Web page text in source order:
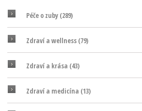
Péče o zuby (289)
Zdraví a wellness (79)
Zdraví a krása (43)
Zdraví a medicína (13)